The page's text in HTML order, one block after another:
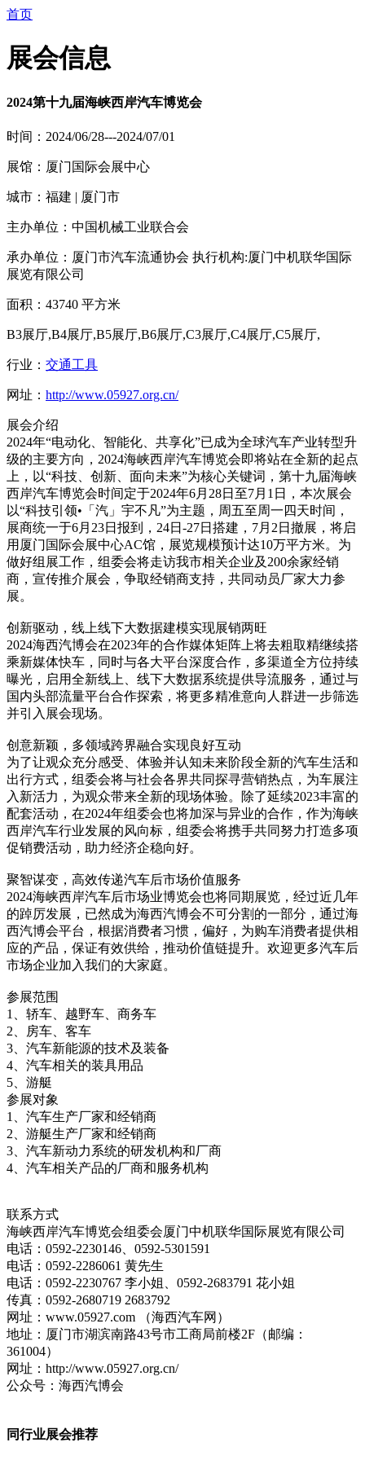
首页
展会信息
2024第十九届海峡西岸汽车博览会
时间：2024/06/28---2024/07/01
展馆：厦门国际会展中心
城市：福建 | 厦门市
主办单位：中国机械工业联合会
承办单位：厦门市汽车流通协会 执行机构:厦门中机联华国际
展览有限公司
面积：43740 平方米
B3展厅,B4展厅,B5展厅,B6展厅,C3展厅,C4展厅,C5展厅,
行业： 交通工具
网址： http://www.05927.org.cn/
展会介绍
2024年“电动化、智能化、共享化”已成为全球汽车产业转型升
级的主要方向，2024海峡西岸汽车博览会即将站在全新的起点
上，以“科技、创新、面向未来”为核心关键词，第十九届海峡
西岸汽车博览会时间定于2024年6月28日至7月1日，本次展会
以“科技引领•「汽」宇不凡”为主题，周五至周一四天时间，
展商统一于6月23日报到，24日-27日搭建，7月2日撤展，将启
用厦门国际会展中心AC馆，展览规模预计达10万平方米。为
做好组展工作，组委会将走访我市相关企业及200余家经销
商，宣传推介展会，争取经销商支持，共同动员厂家大力参
展。
创新驱动，线上线下大数据建模实现展销两旺
2024海西汽博会在2023年的合作媒体矩阵上将去粗取精继续搭
乘新媒体快车，同时与各大平台深度合作，多渠道全方位持续
曝光，启用全新线上、线下大数据系统提供导流服务，通过与
国内头部流量平台合作探索，将更多精准意向人群进一步筛选
并引入展会现场。
创意新颖，多领域跨界融合实现良好互动
为了让观众充分感受、体验并认知未来阶段全新的汽车生活和
出行方式，组委会将与社会各界共同探寻营销热点，为车展注
入新活力，为观众带来全新的现场体验。除了延续2023丰富的
配套活动，在2024年组委会也将加深与异业的合作，作为海峡
西岸汽车行业发展的风向标，组委会将携手共同努力打造多项
促销费活动，助力经济企稳向好。
聚智谋变，高效传递汽车后市场价值服务
2024海峡西岸汽车后市场业博览会也将同期展览，经过近几年
的踔厉发展，已然成为海西汽博会不可分割的一部分，通过海
西汽博会平台，根据消费者习惯，偏好，为购车消费者提供相
应的产品，保证有效供给，推动价值链提升。欢迎更多汽车后
市场企业加入我们的大家庭。
参展范围
1、轿车、越野车、商务车
2、房车、客车
3、汽车新能源的技术及装备
4、汽车相关的装具用品
5、游艇
参展对象
1、汽车生产厂家和经销商
2、游艇生产厂家和经销商
3、汽车新动力系统的研发机构和厂商
4、汽车相关产品的厂商和服务机构
联系方式
海峡西岸汽车博览会组委会厦门中机联华国际展览有限公司
电话：0592-2230146、0592-5301591
电话：0592-2286061 黄先生
电话：0592-2230767 李小姐、0592-2683791 花小姐
传真：0592-2680719 2683792
网址：www.05927.com （海西汽车网）
地址：厦门市湖滨南路43号市工商局前楼2F（邮编：
361004）
网址：http://www.05927.org.cn/
公众号：海西汽博会
同行业展会推荐